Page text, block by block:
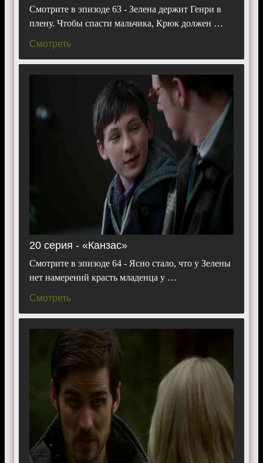
Смотрите в эпизоде 63 - Зелена держит Генри в
плену. Чтобы спасти мальчика, Крюк должен …
Смотреть
20 серия - «Канзас»
Смотрите в эпизоде 64 - Ясно стало, что у Зелены
нет намерений красть младенца у …
Смотреть